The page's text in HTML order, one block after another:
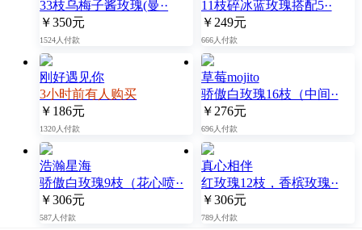
33枝乌梅子酱玫瑰(曼··
￥350元
1524人付款
11枝碎冰蓝玫瑰搭配5··
￥249元
666人付款
刚好遇见你
3小时前有人购买
￥186元
1320人付款
草莓mojito
骄傲白玫瑰16枝（中间··
￥276元
696人付款
浩瀚星海
骄傲白玫瑰9枝（花心喷··
￥306元
587人付款
真心相伴
红玫瑰12枝，香槟玫瑰··
￥306元
789人付款